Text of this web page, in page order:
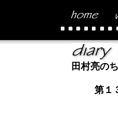
田村亮の
第１